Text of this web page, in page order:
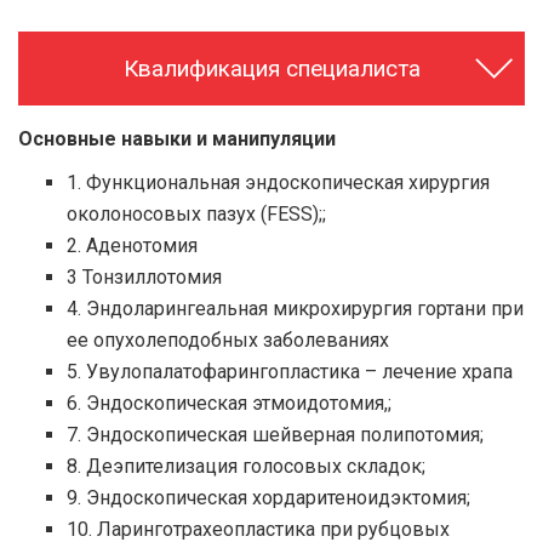
Квалификация специалиста
Основные навыки и манипуляции
1. Функциональная эндоскопическая хирургия
околоносовых пазух (FESS);;
2. Аденотомия
3 Тонзиллотомия
4. Эндоларингеальная микрохирургия гортани при
ее опухолеподобных заболеваниях
5. Увулопалатофарингопластика – лечение храпа
6. Эндоскопическая этмоидотомия,;
7. Эндоскопическая шейверная полипотомия;
8. Деэпителизация голосовых складок;
9. Эндоскопическая хордаритеноидэктомия;
10. Ларинготрахеопластика при рубцовых